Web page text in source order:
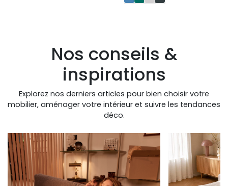
Nos conseils &
inspirations
Explorez nos derniers articles pour bien choisir votre
mobilier, aménager votre intérieur et suivre les tendances
déco.